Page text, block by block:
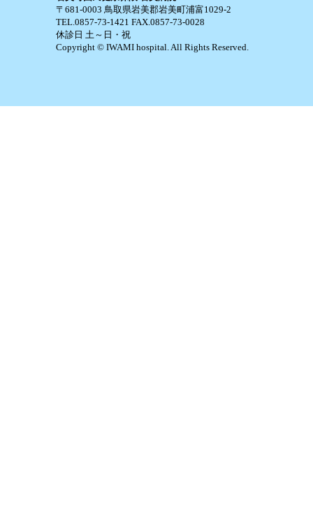
〒681-0003 鳥取県岩美郡岩美町浦富1029-2
TEL.0857-73-1421 FAX.0857-73-0028
休診日 土～日・祝
Copyright © IWAMI hospital. All Rights Reserved.